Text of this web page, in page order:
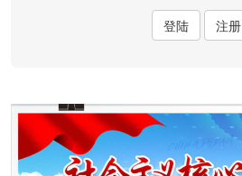
登陆 注册